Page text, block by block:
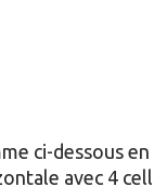
ci-dessous
avec 4